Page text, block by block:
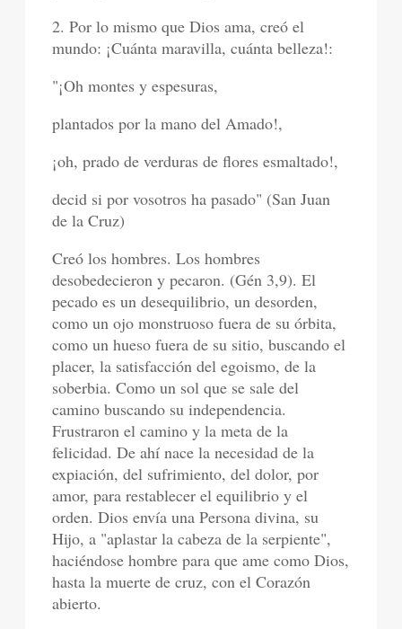
2. Por lo mismo que Dios ama, creó el
mundo: ¡Cuánta maravilla, cuánta belleza!:
"¡Oh montes y espesuras,
plantados por la mano del Amado!,
¡oh, prado de verduras de flores esmaltado!,
decid si por vosotros ha pasado" (San Juan
de la Cruz)
Creó los hombres. Los hombres
desobedecieron y pecaron. (Gén 3,9). El
pecado es un desequilibrio, un desorden,
como un ojo monstruoso fuera de su órbita,
como un hueso fuera de su sitio, buscando el
placer, la satisfacción del egoismo, de la
soberbia. Como un sol que se sale del
camino buscando su independencia.
Frustraron el camino y la meta de la
felicidad. De ahí nace la necesidad de la
expiación, del sufrimiento, del dolor, por
amor, para restablecer el equilibrio y el
orden. Dios envía una Persona divina, su
Hijo, a "aplastar la cabeza de la serpiente",
haciéndose hombre para que ame como Dios,
hasta la muerte de cruz, con el Corazón
abierto.